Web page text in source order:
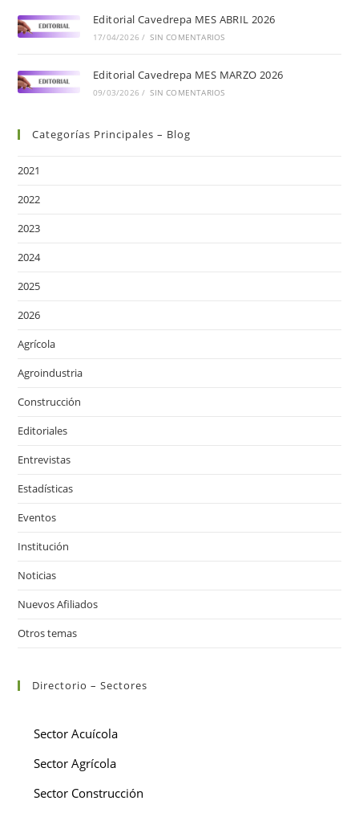
Editorial Cavedrepa MES ABRIL 2026
17/04/2026 / SIN COMENTARIOS
Editorial Cavedrepa MES MARZO 2026
09/03/2026 / SIN COMENTARIOS
Categorías Principales – Blog
2021
2022
2023
2024
2025
2026
Agrícola
Agroindustria
Construcción
Editoriales
Entrevistas
Estadísticas
Eventos
Institución
Noticias
Nuevos Afiliados
Otros temas
Directorio – Sectores
Sector Acuícola
Sector Agrícola
Sector Construcción